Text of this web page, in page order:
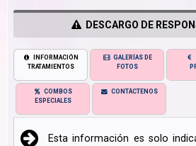
DESCARGO DE
INFORMACIÓN
TRATAMIENTOS
GALERÍAS DE
FOTOS
COMBOS
ESPECIALES
CONTÁCTENOS
Esta información es solo